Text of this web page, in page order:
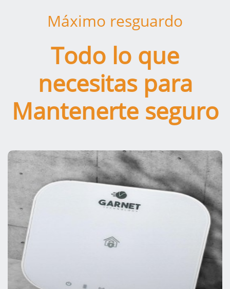
Máximo resguardo
Todo lo que
necesitas para
Mantenerte seguro